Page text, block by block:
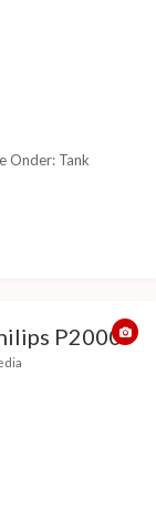
Onder: Tank
P2000